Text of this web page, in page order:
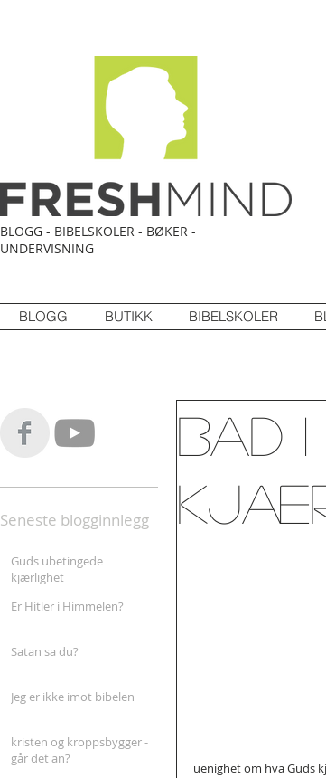
BLOGG - BIBELSKOLER - BØKER -
UNDERVISNING
BLOGG BUTIKK BIBELSKOLER
Guds ubetingede
kjærlighet
Er Hitler i Himmelen?
Satan sa du?
Jeg er ikke imot bibelen
kristen og kroppsbygger -
går det an?
Seneste blogginnlegg
Bad
uenighet om hva Guds